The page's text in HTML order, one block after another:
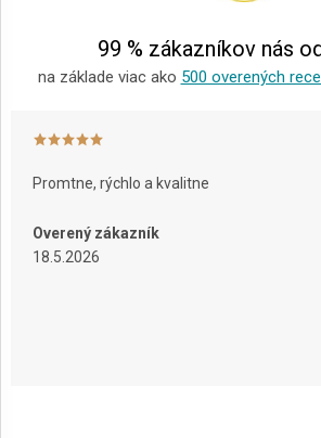
99 % zákazníkov nás
na základe viac ako 500 overených
Promtne, rýchlo a kvalitne
Overený zákazník
18.5.2026